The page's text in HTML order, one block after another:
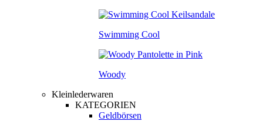
Swimming Cool
Woody
Kleinlederwaren
KATEGORIEN
Geldbörsen